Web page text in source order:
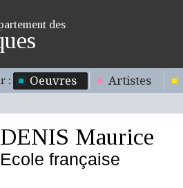
des
: Oeuvres Artistes
DENIS Maurice
Ecole française